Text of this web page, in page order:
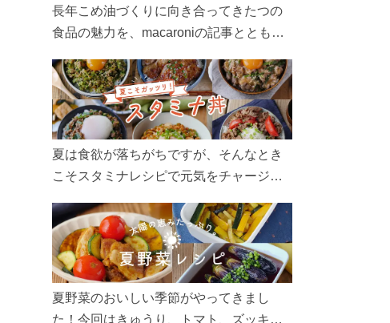
長年こめ油づくりに向き合ってきたつの
食品の魅力を、macaroniの記事とともに
ん、製造現場や品質へのこだわりまで。
こめ油をもっと好きになるコンテンツを
ぜひお楽しみください。
夏は食欲が落ちがちですが、そんなとき
こそスタミナレシピで元気をチャージ！
リ食べて、夏バテを吹き飛ばしましょ
う！
夏野菜のおいしい季節がやってきまし
た！今回はきゅうり、トマト、ズッキー